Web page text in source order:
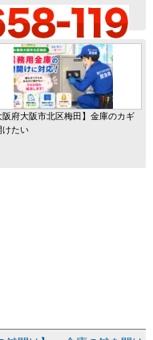
阪府大阪市北区梅田】金庫のカギ
けたい